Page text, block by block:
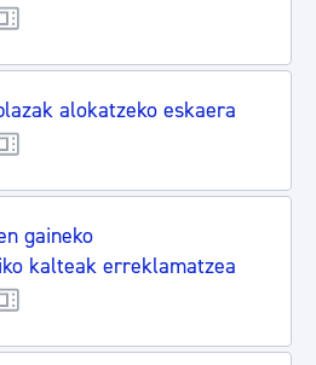
alokatzeko eskaera
gaineko
kalteak erreklamatzea